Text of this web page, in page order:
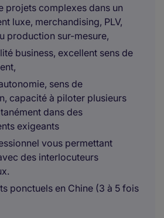
projets complexes dans un
luxe, merchandising, PLV,
production sur-mesure,
business, excellent sens de
sens de
capacité à piloter plusieurs
dans des
exigeants
vous permettant
des interlocuteurs
ponctuels en Chine (3 à 5 fois